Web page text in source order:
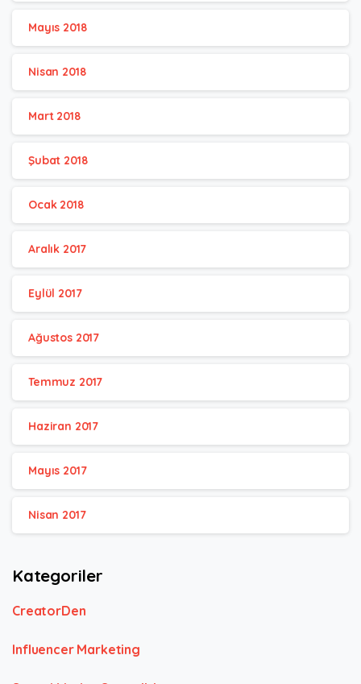
Mayıs 2018
Nisan 2018
Mart 2018
Şubat 2018
Ocak 2018
Aralık 2017
Eylül 2017
Ağustos 2017
Temmuz 2017
Haziran 2017
Mayıs 2017
Nisan 2017
Kategoriler
CreatorDen
Influencer Marketing